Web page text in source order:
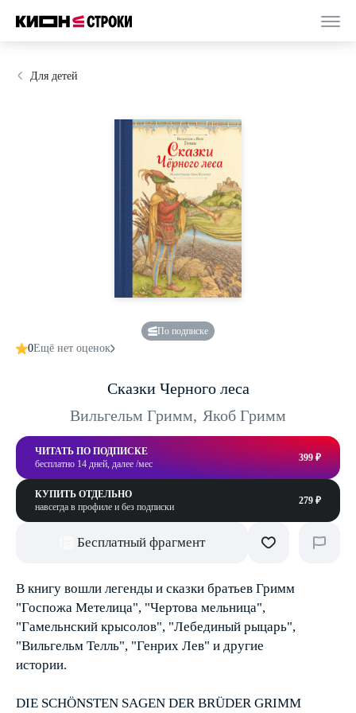
Для детей
По подписке
0Ещё нет оценок
Сказки Черного леса
Вильгельм Гримм, Якоб Гримм
ЧИТАТЬ ПО ПОДПИСКЕ
бесплатно 14 дней, далее /мес
399 ₽
КУПИТЬ ОТДЕЛЬНО
навсегда в профиле и без подписки
279 ₽
Бесплатный фрагмент
В книгу вошли легенды и сказки братьев Гримм
"Госпожа Метелица", "Чертова мельница",
"Гамельнский крысолов", "Лебединый рыцарь",
"Вильгельм Телль", "Генрих Лев" и другие
истории.
DIE SCHÖNSTEN SAGEN DER BRÜDER GRIMM